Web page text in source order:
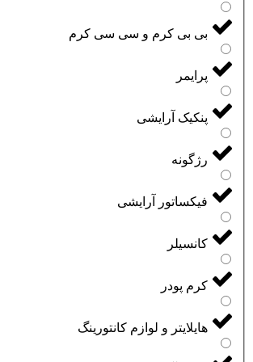
بی بی کرم و سی سی کرم
پرایمر
پنکیک آرایشی
رژگونه
فیکساتور آرایشی
کانسیلر
کرم پودر
هایلایتر و لوازم کانتورینگ